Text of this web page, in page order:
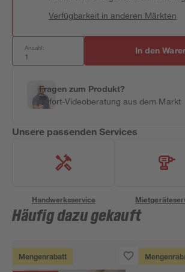
Verfügbarkeit in anderen Märkten
Anzahl: In den
Fragen zum Produkt?
Sofort-Videoberatung aus dem Markt
Unsere passenden Services
Handwerksservice
Häufig dazu gekauft
Mengenrabatt